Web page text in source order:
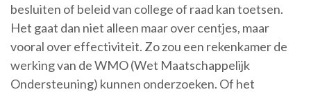
besluiten of beleid van college of raad kan toetsen.
Het gaat dan niet alleen maar over centjes, maar
vooral over effectiviteit. Zo zou een rekenkamer de
werking van de WMO (Wet Maatschappelijk
Ondersteuning) kunnen onderzoeken. Of het